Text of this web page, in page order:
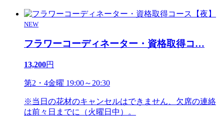
NEW
フラワーコーディネーター・資格取得コ…
13,200円
第2・4金曜 19:00～20:30
※当日の花材のキャンセルはできません、欠席の連絡
は前々日までに（火曜日中）。